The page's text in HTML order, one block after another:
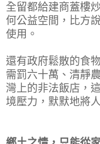
全留都給建商蓋樓
何公益空間，比方
使用。
還有政府鬆散的食
需罰六十萬、清靜
灣上的非法飯店，
境壓力，默默地將